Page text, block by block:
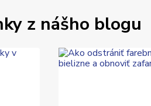
z nášho blogu